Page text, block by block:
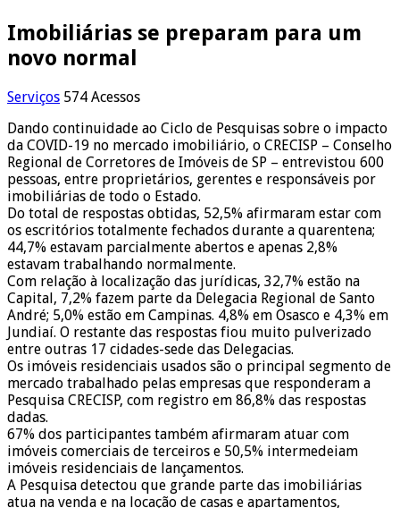
Imobiliárias se preparam para um
novo normal
Serviços 574 Acessos
Dando continuidade ao Ciclo de Pesquisas sobre o impacto
da COVID-19 no mercado imobiliário, o CRECISP – Conselho
Regional de Corretores de Imóveis de SP – entrevistou 600
pessoas, entre proprietários, gerentes e responsáveis por
imobiliárias de todo o Estado.
Do total de respostas obtidas, 52,5% afirmaram estar com
os escritórios totalmente fechados durante a quarentena;
44,7% estavam parcialmente abertos e apenas 2,8%
estavam trabalhando normalmente.
Com relação à localização das jurídicas, 32,7% estão na
Capital, 7,2% fazem parte da Delegacia Regional de Santo
André; 5,0% estão em Campinas. 4,8% em Osasco e 4,3% em
Jundiaí. O restante das respostas fiou muito pulverizado
entre outras 17 cidades-sede das Delegacias.
Os imóveis residenciais usados são o principal segmento de
mercado trabalhado pelas empresas que responderam a
Pesquisa CRECISP, com registro em 86,8% das respostas
dadas.
67% dos participantes também afirmaram atuar com
imóveis comerciais de terceiros e 50,5% intermedeiam
imóveis residenciais de lançamentos.
A Pesquisa detectou que grande parte das imobiliárias
atua na venda e na locação de casas e apartamentos,